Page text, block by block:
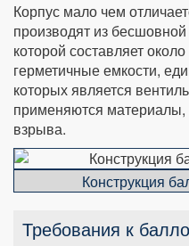
Корпус мало чем
производят из
которой составляет
герметичные емкости,
которых является
применяются
взрыва.
Конструкция
Требования к